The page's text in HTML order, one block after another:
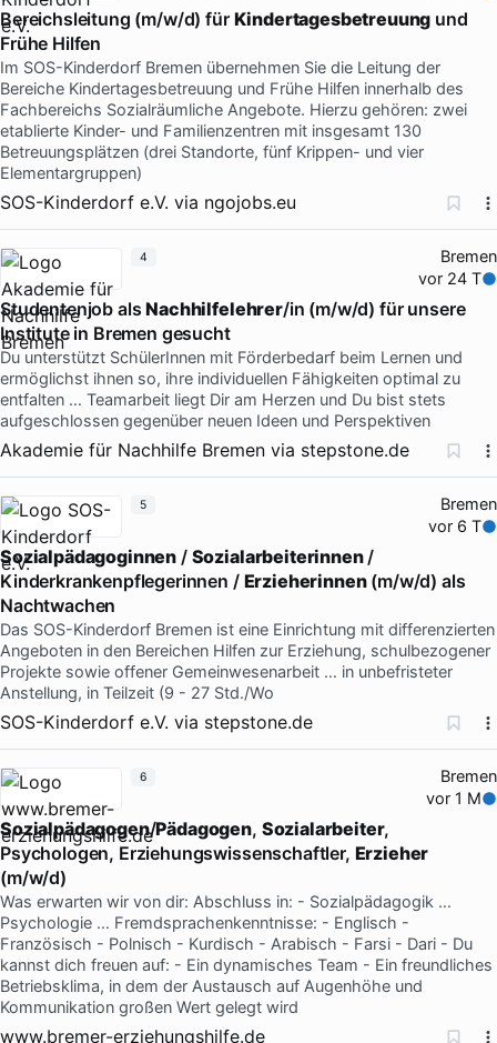
Bereichsleitung (m/w/d) für Kindertagesbetreuung und
Frühe Hilfen
Im SOS-Kinderdorf Bremen übernehmen Sie die Leitung der
Bereiche Kindertagesbetreuung und Frühe Hilfen innerhalb des
Fachbereichs Sozialräumliche Angebote. Hierzu gehören: zwei
etablierte Kinder- und Familienzentren mit insgesamt 130
Betreuungsplätzen (drei Standorte, fünf Krippen- und vier
Elementargruppen)
SOS-Kinderdorf e.V. via ngojobs.eu
Bremen
vor 24 T
Studentenjob alsNachhilfelehrer/in (m/w/d) für unsere
Institute in Bremen gesucht
Du unterstützt SchülerInnen mit Förderbedarf beim Lernen und
ermöglichst ihnen so, ihre individuellen Fähigkeiten optimal zu
entfalten … Teamarbeit liegt Dir am Herzen und Du bist stets
aufgeschlossen gegenüber neuen Ideen und Perspektiven
Akademie für Nachhilfe Bremen via stepstone.de
4
Bremen
vor 6 T
Sozialpädagoginnen / Sozialarbeiterinnen/
Kinderkrankenpflegerinnen / Erzieherinnen(m/w/d) als
Nachtwachen
Das SOS-Kinderdorf Bremen ist eine Einrichtung mit differenzierten
Angeboten in den Bereichen Hilfen zur Erziehung, schulbezogener
Projekte sowie offener Gemeinwesenarbeit … in unbefristeter
Anstellung, in Teilzeit (9 - 27 Std./Wo
SOS-Kinderdorf e.V. via stepstone.de
5
Bremen
vor 1 M
Sozialpädagogen/Pädagogen, Sozialarbeiter,
Psychologen, Erziehungswissenschaftler, Erzieher
(m/w/d)
Was erwarten wir von dir: Abschluss in: - Sozialpädagogik …
Psychologie … Fremdsprachenkenntnisse: - Englisch -
Französisch - Polnisch - Kurdisch - Arabisch - Farsi - Dari - Du
kannst dich freuen auf: - Ein dynamisches Team - Ein freundliches
Betriebsklima, in dem der Austausch auf Augenhöhe und
Kommunikation großen Wert gelegt wird
www.bremer-erziehungshilfe.de
6